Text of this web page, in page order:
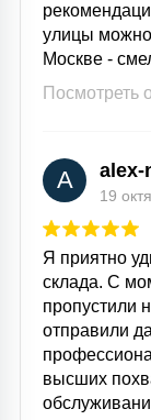
улицы
Москве -
Посмотреть
A alex-
19
Я приятно
склада. С
пропустили
отправили
высших